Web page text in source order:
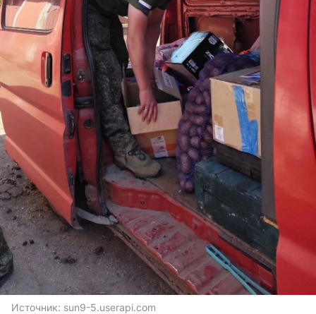
Источник: sun9-5.userapi.com